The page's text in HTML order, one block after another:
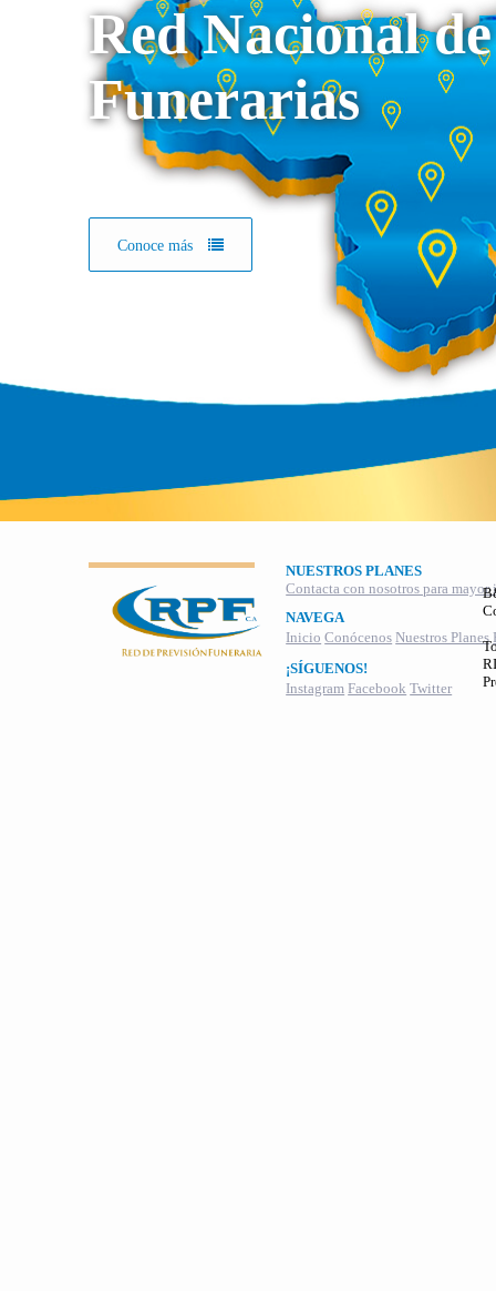
Red Nacional de
Funerarias
Conoce más
NUESTROS PLANES
Contacta con nosotros para
NAVEGA
Inicio Conócenos Nuestros Planes
¡SÍGUENOS!
Instagram Facebook Twitter